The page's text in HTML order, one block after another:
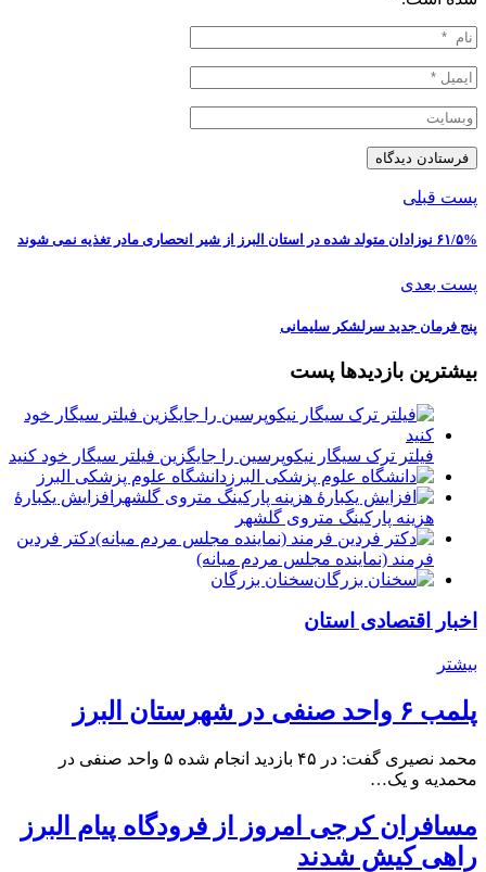
پست قبلی
۶۱/۵% نوزادان متولد شده در استان البرز از شیر انحصاری مادر تغذیه نمی شوند
پست بعدی
پنج فرمان جدید سرلشکر سلیمانی
بیشترین بازدیدها پست
فیلتر ترک سیگار نیکوپرسین را جایگزین فیلتر سیگار خود کنید
دانشگاه علوم پزشکی البرز
افزایش یکبارۀ
هزینه پارکینگ متروی گلشهر
دكتر فردين
فرمند (نماينده مجلس مردم میانه)
سخنان بزرگان
اخبار اقتصادی استان
بیشتر
پلمب ۶ واحد صنفی در شهرستان البرز
محمد نصیری گفت: در ۴۵ بازدید انجام شده ۵ واحد صنفی در
محمدیه و یک…
مسافران کرجی امروز از فرودگاه پیام البرز
راهی کیش شدند